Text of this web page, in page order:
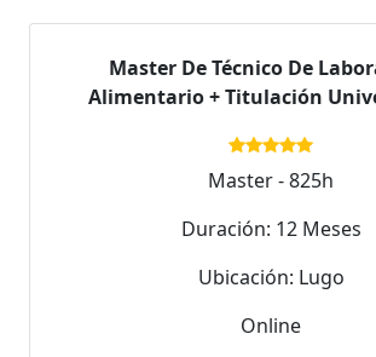
Master De Técnico De
Alimentario + Titulación
Master - 825h
Duración: 12 Meses
Ubicación: Lugo
Online